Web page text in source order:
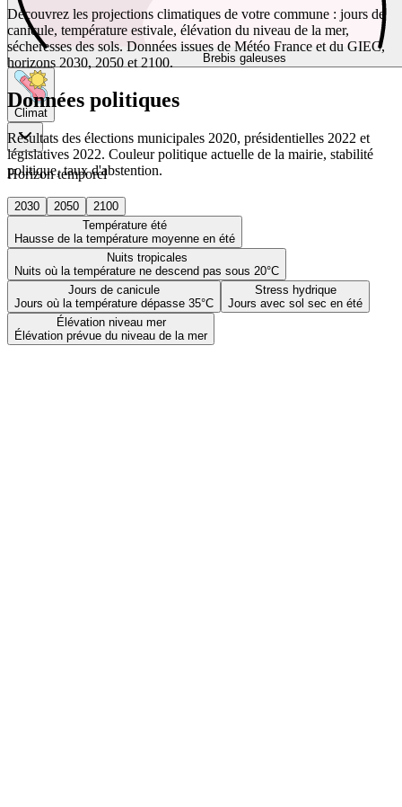
Brebis galeuses
Climat
Horizon temporel
2030 2050
2100
Température été
Hausse de la température moyenne en été
Nuits tropicales
Nuits où la température ne descend pas sous 20°C
Jours de canicule
Jours où la température dépasse 35°C
Stress hydrique
Jours avec sol sec en été
Élévation niveau mer
Élévation prévue du niveau de la mer
Découvrez les projections climatiques de votre commune : jours de
canicule, température estivale, élévation du niveau de la mer,
sécheresses des sols. Données issues de Météo France et du GIEC,
horizons 2030, 2050 et 2100.
Données politiques
Résultats des élections municipales 2020, présidentielles 2022 et
législatives 2022. Couleur politique actuelle de la mairie, stabilité
politique, taux d'abstention.